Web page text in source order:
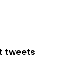
tweets